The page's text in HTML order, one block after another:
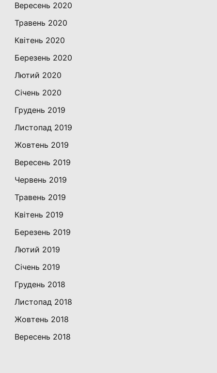
Вересень 2020
Травень 2020
Квітень 2020
Березень 2020
Лютий 2020
Січень 2020
Грудень 2019
Листопад 2019
Жовтень 2019
Вересень 2019
Червень 2019
Травень 2019
Квітень 2019
Березень 2019
Лютий 2019
Січень 2019
Грудень 2018
Листопад 2018
Жовтень 2018
Вересень 2018